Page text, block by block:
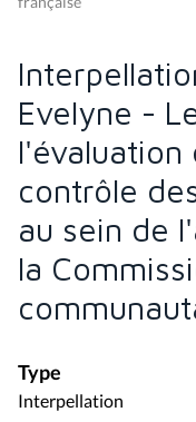
Evelyne -
l'évaluation
contrôle
au sein de
la
Type
Interpellation